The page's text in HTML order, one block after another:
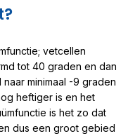
vetcellen
tot 40 graden en dan
minimaal -9 graden
heftiger is en het
is het zo dat
dus een groot gebied